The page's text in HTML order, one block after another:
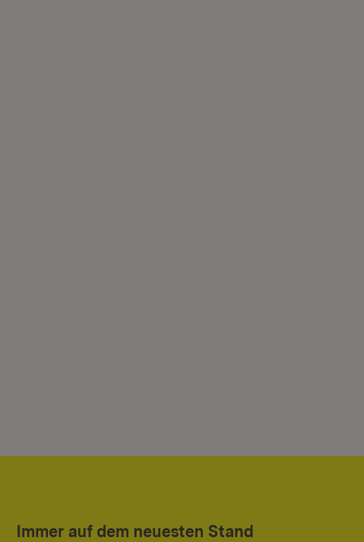
Immer auf dem neuesten Stand